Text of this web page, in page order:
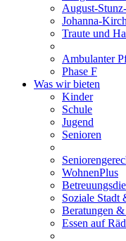
August-
Johanna-
Traute und
Ambulanter
Phase F
Was wir bieten
Kinder
Schule
Jugend
Senioren
WohnenPlus
Soziale Stadt
Beratungen
Essen auf